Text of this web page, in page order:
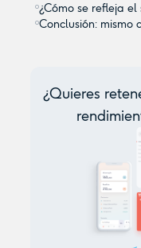
¿Cómo se refleja
Conclusión: mismo
¿Quieres